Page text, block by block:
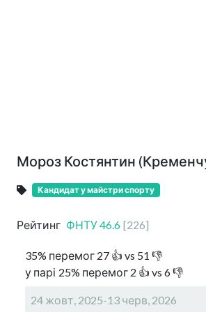
Мороз Костянтин
Кандидат у майстри спорту
Рейтинг ФНТУ46.6 [226]
35% перемог 27 👍 vs 51 👎
у парі 25% перемог 2 👍 vs 6👎
24 жовт, 2025-13 черв, 2026